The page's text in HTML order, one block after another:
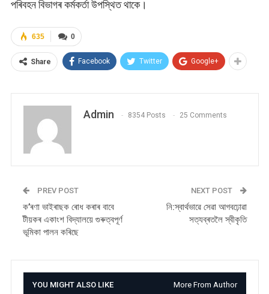
পৰিবহন বিভাগৰ কৰ্মকৰ্তা উপস্থিত থাকে।
0
635
Share Facebook Twitter Google+
Admin 8354 Posts 25 Comments
PREV POST
ক’ৰণা ভাইৰাছক ৰোধ কৰাৰ বাবে
টীয়কৰ একাংশ বিদ্যালয়ে গুৰুত্বপূৰ্ণ
ভূমিকা পালন কৰিছে
NEXT POST
নি:স্বাৰ্থভাৱে সেৱা আগবঢ়োৱা
সত্যব্ৰতলৈ স্বীকৃতি
YOU MIGHT ALSO LIKE More From Author